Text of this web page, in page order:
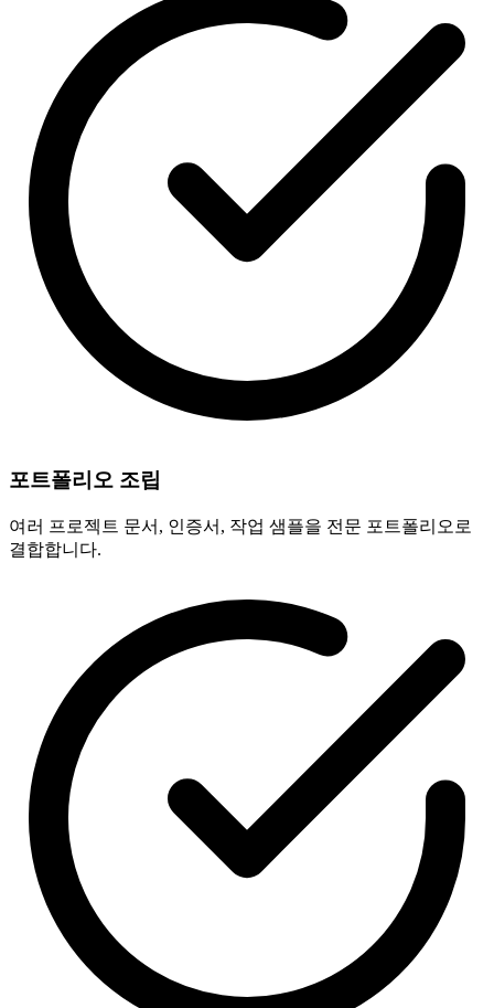
포트폴리오 조립
여러 프로젝트 문서, 인증서, 작업 샘플을 전문 포트폴리오로
결합합니다.